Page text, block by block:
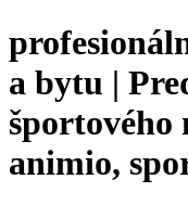
a bytu |
športového
animio,